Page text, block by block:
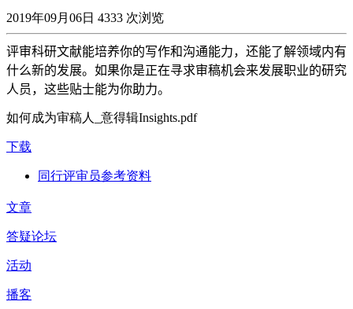
2019年09月06日 4333 次浏览
评审科研文献能培养你的写作和沟通能力，还能了解领域内有
什么新的发展。如果你是正在寻求审稿机会来发展职业的研究
人员，这些贴士能为你助力。
如何成为审稿人_意得辑Insights.pdf
下载
同行评审员参考资料
文章
答疑论坛
活动
播客